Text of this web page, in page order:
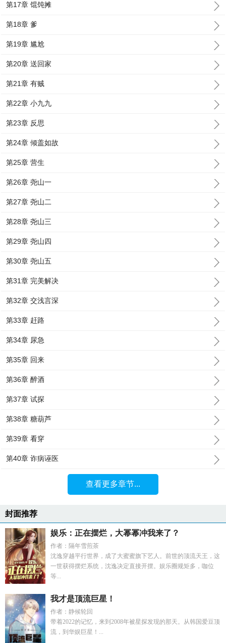
第17章 馄饨摊
第18章 爹
第19章 尴尬
第20章 送回家
第21章 有贼
第22章 小九九
第23章 反思
第24章 倾盖如故
第25章 营生
第26章 尧山一
第27章 尧山二
第28章 尧山三
第29章 尧山四
第30章 尧山五
第31章 完美解决
第32章 交浅言深
第33章 赶路
第34章 尿急
第35章 回来
第36章 醉酒
第37章 试探
第38章 糖葫芦
第39章 看穿
第40章 诈病诬医
查看更多章节...
封面推荐
娱乐：正在摆烂，大幂幂冲我来了？
作者：隔年雪煎茶
沈逸穿越平行世界，成了大蜜蜜旗下艺人。前世的顶流天王，这
一世获得摆烂系统，沈逸决定直接开摆。娱乐圈规矩多，咖位
等...
我才是顶流巨星！
作者：静候轮回
带着2022的记忆，来到2008年被星探发现的那天。从韩国爱豆顶
流，到华娱巨星！...